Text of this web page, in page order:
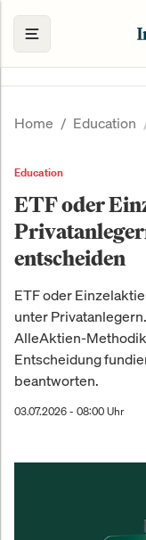
Home Education
Education
ETF oder
entscheiden
ETF oder
unter
AlleAktien-
Entscheidung
beantworten.
03.07.2026 - 08:00 Uhr